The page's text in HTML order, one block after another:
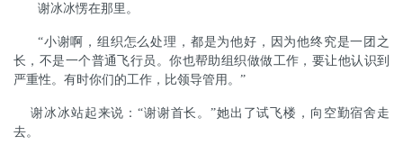
谢冰冰愣在那里。
“小谢啊，组织怎么处理，都是为他好，因为他终究是一团之
长，不是一个普通飞行员。你也帮助组织做做工作，要让他认识到
严重性。有时你们的工作，比领导管用。”
谢冰冰站起来说：“谢谢首长。”她出了试飞楼 ，向空勤宿舍走
去。